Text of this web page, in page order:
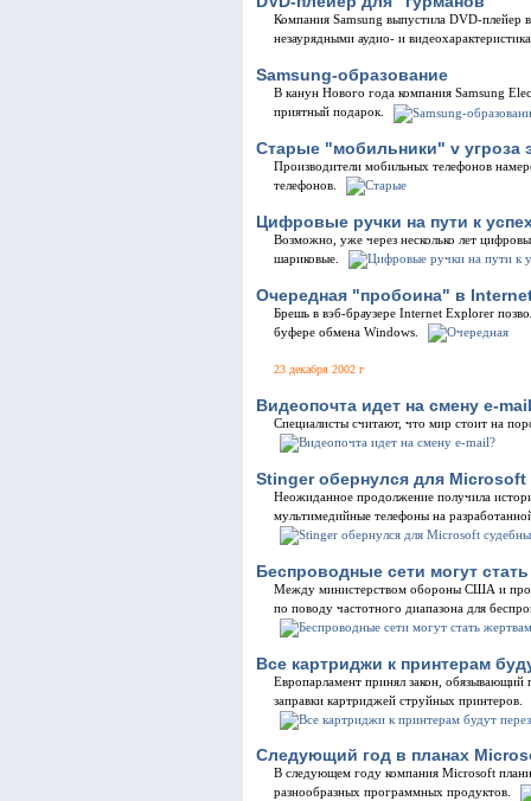
Компания Samsung выпустила DVD-плейер
незаурядными аудио- и
Samsung-образование
В канун Нового года компания Samsung
приятный подарок.
Старые "мобильники" v угроза
Производители мобильных телефонов
телефонов.
Цифровые ручки на пути к
Возможно, уже через несколько лет
шариковые.
Очередная "пробоина" в
Брешь в вэб-браузере Internet Explorer
буфере обмена Windows.
23 декабря 2002 г
Видеопочта идет на смену e-
Специалисты считают, что мир стоит на
Stinger обернулся для
Неожиданное продолжение получила
мультимедийные телефоны на
Беспроводные сети могут
Между министерством обороны США и
по поводу частотного диапазона для
Все картриджи к принтерам
Европарламент принял закон, обязывающий
заправки картриджей струйных принтеров.
Следующий год в планах
В следующем году компания Microsoft
разнообразных программных продуктов.